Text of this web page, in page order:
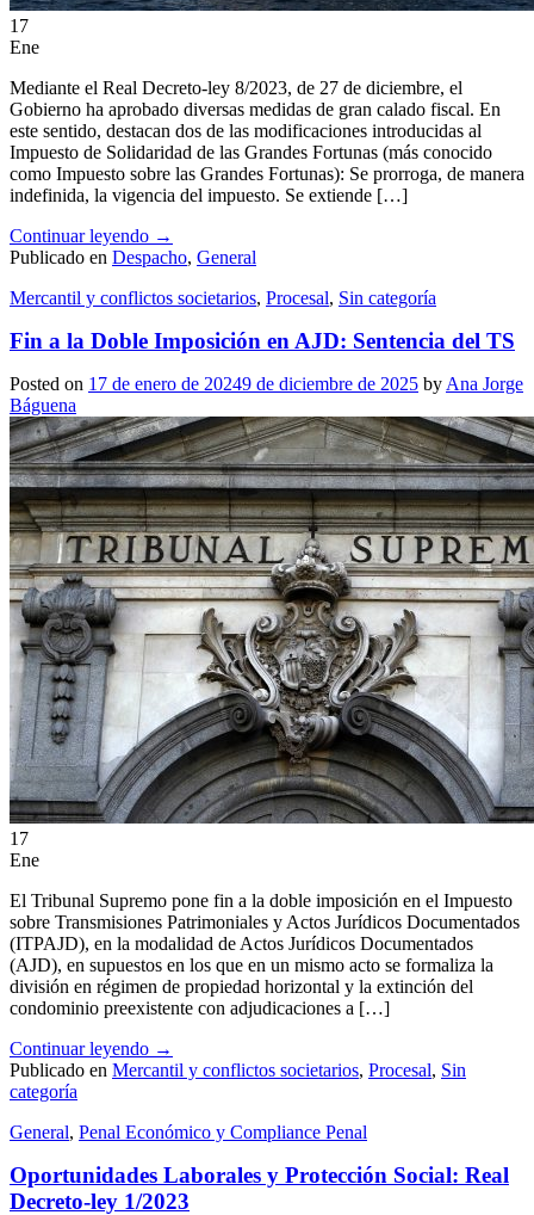
17
Ene
Mediante el Real Decreto-ley 8/2023, de 27 de diciembre, el
Gobierno ha aprobado diversas medidas de gran calado fiscal. En
este sentido, destacan dos de las modificaciones introducidas al
Impuesto de Solidaridad de las Grandes Fortunas (más conocido
como Impuesto sobre las Grandes Fortunas): Se prorroga, de manera
indefinida, la vigencia del impuesto. Se extiende […]
Continuar leyendo →
Publicado en Despacho, General
Mercantil y conflictos societarios, Procesal, Sin categoría
Fin a la Doble Imposición en AJD: Sentencia del TS
Posted on 17 de enero de 20249 de diciembre de 2025 by Ana Jorge
Báguena
17
Ene
El Tribunal Supremo pone fin a la doble imposición en el Impuesto
sobre Transmisiones Patrimoniales y Actos Jurídicos Documentados
(ITPAJD), en la modalidad de Actos Jurídicos Documentados
(AJD), en supuestos en los que en un mismo acto se formaliza la
división en régimen de propiedad horizontal y la extinción del
condominio preexistente con adjudicaciones a […]
Continuar leyendo →
Publicado en Mercantil y conflictos societarios, Procesal, Sin
categoría
General, Penal Económico y Compliance Penal
Oportunidades Laborales y Protección Social: Real
Decreto-ley 1/2023